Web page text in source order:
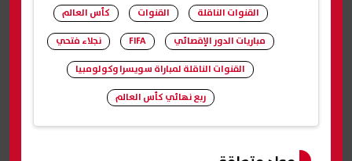
القنوات الناقلة
القنوات
كأس العالم
مباريات الدور الإقصائي
FIFA
نجلاء فتحي
القنوات الناقلة لمباراة سويسرا وكولومبيا
ربع نهائي كأس العالم